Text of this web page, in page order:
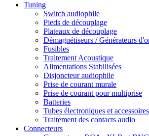
Tuning
Switch audiophile
Pieds de découplage
Plateaux de découplage
Démagnétiseurs / Générateurs
Fusibles
Traitement Acoustique
Alimentations Stabilisées
Disjoncteur audiophile
Prise de courant murale
Prise de courant pour multiprise
Batteries
Tubes électroniques et
Traitement des contacts audio
Connecteurs